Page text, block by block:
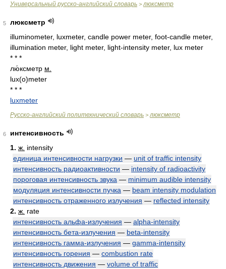
Универсальный русско-английский словарь > люксметр
5
люксметр
illuminometer, luxmeter, candle power meter, foot-candle meter,
illumination meter, light meter, light-intensity meter, lux meter
* * *
лю́ксметр м.
lux(o)meter
* * *
luxmeter
Русско-английский политехнический словарь > люксметр
6
интенсивность
1. ж. intensity
единица интенсивности нагрузки — unit of traffic intensity
интенсивность радиоактивности — intensity of radioactivity
пороговая интенсивность звука — minimum audible intensity
модуляция интенсивности пучка — beam intensity modulation
интенсивность отраженного излучения — reflected intensity
2. ж. rate
интенсивность альфа-излучения — alpha-intensity
интенсивность бета-излучения — beta-intensity
интенсивность гамма-излучения — gamma-intensity
интенсивность горения — combustion rate
интенсивность движения — volume of traffic